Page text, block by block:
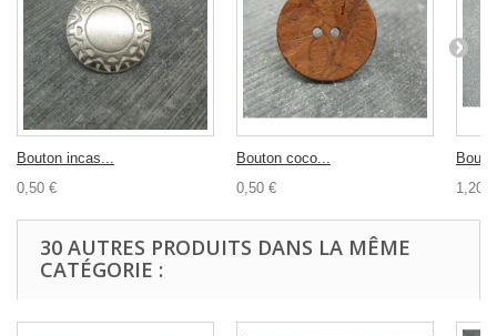
Bouton incas...
0,50 €
Bouton coco...
0,50 €
1,20 €
30 AUTRES PRODUITS DANS LA MÊME
CATÉGORIE :